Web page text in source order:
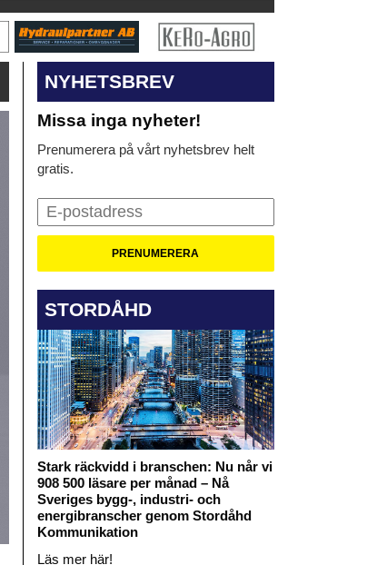
NYHETSBREV
Missa inga nyheter!
Prenumerera på vårt nyhetsbrev helt
gratis.
STORDÅHD
Stark räckvidd i branschen: Nu når vi
908 500 läsare per månad – Nå
Sveriges bygg-, industri- och
energibranscher genom Stordåhd
Kommunikation
Läs mer här!